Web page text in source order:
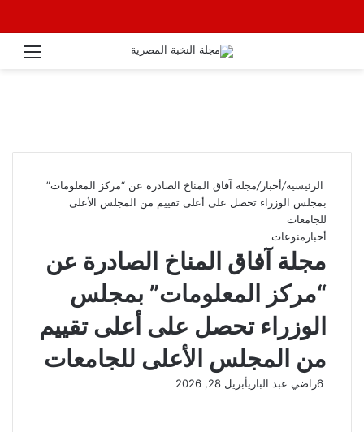
الرئيسية/أخبار/مجلة آفاق المناخ الصادرة عن “مركز المعلومات”
بمجلس الوزراء تحصل على أعلى تقييم من المجلس الأعلى
للجامعات
أخبار منوعات
مجلة آفاق المناخ الصادرة عن
“مركز المعلومات” بمجلس
الوزراء تحصل على أعلى تقييم
من المجلس الأعلى للجامعات
راضي عبد الباريأبريل 28, 2026